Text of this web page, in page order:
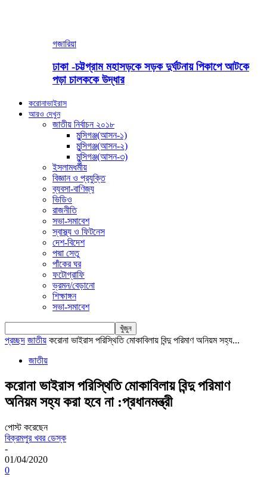
গজারিয়া
ঢাকা -চট্টগ্রাম মহাসড়কে সড়ক দুর্ঘটনায় পিকাপে আটকে
পড়া চালককে উদ্ধার
করোনাভাইরাস
আরও দেখুন
জাতীয় নির্বাচন ২০১৮
মুন্সিগঞ্জ(আসন-১)
মুন্সিগঞ্জ(আসন-২)
মুন্সিগঞ্জ(আসন-৩)
ইসলামধর্মীয়
বিজ্ঞান ও প্রযুক্তি
ব্যবসা-বাণিজ্য
ভিডিও
রাজনীতি
সভা-সমাবেশ
স্বাস্থ্য ও ফিটনেস
দেশ-বিদেশ
পদ্মা সেতু
পাঁকের ঘর
ফটোগ্রাফি
ভ্রমন/বেড়ানো
শিক্ষাঙ্গন
সভা-সমাবেশ
প্রচ্ছদ জাতীয় করোনা ভাইরাস পরিস্থিতি মোকাবিলায় বিন্দু পরিমাণ অনিয়ম সহ্য...
জাতীয়
করোনা ভাইরাস পরিস্থিতি মোকাবিলায় বিন্দু পরিমাণ
অনিয়ম সহ্য করা হবে না :প্রধানমন্ত্রী
পোস্ট করেছেন
বিক্রমপুর খবর ডেস্ক
-
01/04/2020
0